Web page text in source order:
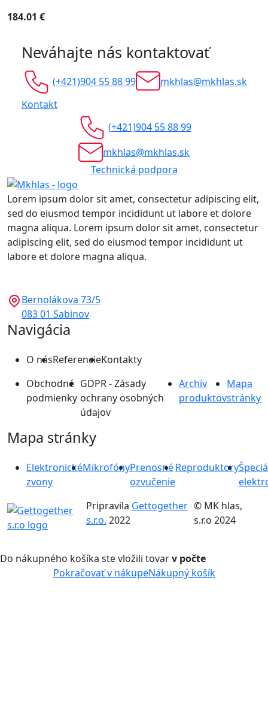
184.01 €
Neváhajte nás kontaktovať
(+421)904 55 88 99
mkhlas@mkhlas.sk
Kontakt
(+421)904 55 88 99
mkhlas@mkhlas.sk
Technická podpora
Lorem ipsum dolor sit amet, consectetur adipiscing elit,
sed do eiusmod tempor incididunt ut labore et dolore
magna aliqua. Lorem ipsum dolor sit amet, consectetur
adipiscing elit, sed do eiusmod tempor incididunt ut
labore et dolore magna aliqua.
Bernolákova 73/5
083 01 Sabinov
Navigácia
O násReferencieKontakty
Obchodné
podmienky
GDPR - Zásady
ochrany osobných
údajov
Archív
produktov
Mapa
stránky
Mapa stránky
Elektronické
zvony
MikrofónyPrenosné
ozvučenie
Reproduktory
Pripravila Gettogether
s.r.o. 2022
© MK hlas,
s.r.o 2024
Do nákupného košíka ste vložili tovarv počte
Pokračovať v nákupeNákupný košík